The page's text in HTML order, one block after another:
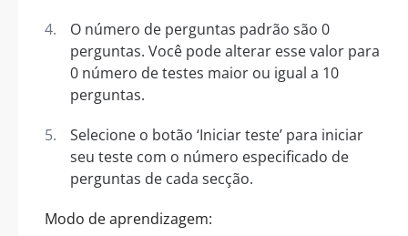
O número de perguntas padrão são 0
perguntas. Você pode alterar esse valor para
0 número de testes maior ou igual a 10
perguntas.
Selecione o botão ‘Iniciar teste’ para iniciar
seu teste com o número especificado de
perguntas de cada secção.
Modo de aprendizagem: